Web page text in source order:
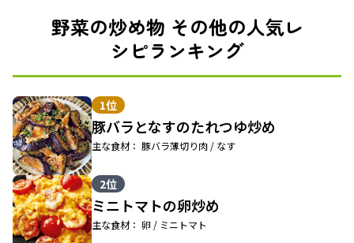
野菜の炒め物 その他の人気レ
シピランキング
1位
豚バラとなすのたれつゆ炒め
主な食材： 豚バラ薄切り肉 / なす
2位
ミニトマトの卵炒め
主な食材： 卵 / ミニトマト